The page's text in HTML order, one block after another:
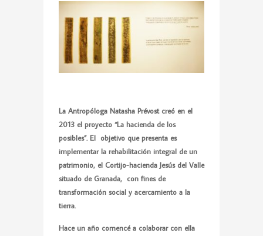
La Antropóloga Natasha Prévost creó en el
2013 el proyecto “La hacienda de los
posibles”.El objetivo que presenta es
implementar la rehabilitación integral de un
patrimonio, el Cortijo-hacienda Jesús del Valle
situado de Granada, con fines de
transformación social y acercamiento a la
tierra.
Hace un año comencé a colaborar con ella